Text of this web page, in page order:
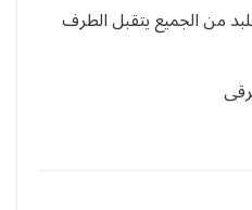
من الجميع يتقبل الطرف